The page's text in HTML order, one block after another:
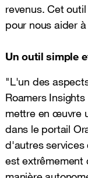
revenus. Cet
pour nous aider
Un outil simple
"L'un des
Roamers
mettre en œuvre
dans le portail
d'autres services
est extrêmement